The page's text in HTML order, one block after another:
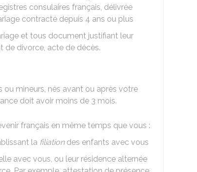
consulaires français, délivrée
contracté depuis 4 ans ou plus
et tous document justifiant leur
de divorce, acte de décès.
mineurs, nés avant ou après votre
doit avoir moins de 3 mois.
français en même temps que vous :
la filiationdes enfants avec vous
avec vous, ou leur résidence alternée